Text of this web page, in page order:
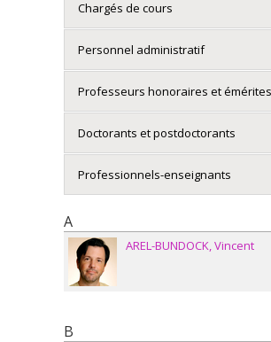
Chargés de cours
Personnel administratif
Professeurs honoraires et émérites
Doctorants et postdoctorants
Professionnels-enseignants
A
AREL-BUNDOCK Vincent
B